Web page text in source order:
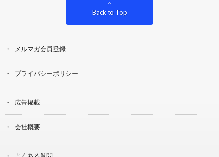
Back to Top
メルマガ会員登録
プライバシーポリシー
広告掲載
会社概要